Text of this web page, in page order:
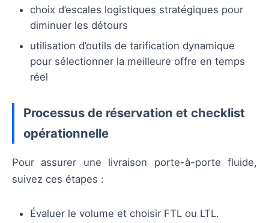
choix d’escales logistiques stratégiques pour
diminuer les détours
utilisation d’outils de tarification dynamique
pour sélectionner la meilleure offre en temps
réel
Processus de réservation et checklist
opérationnelle
Pour assurer une livraison porte-à-porte fluide,
suivez ces étapes :
Évaluer le volume et choisir FTL ou LTL.